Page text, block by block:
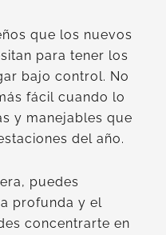
que los nuevos
para tener los
bajo control. No
fácil cuando lo
y manejables que
del año.
puedes
profunda y el
concentrarte en